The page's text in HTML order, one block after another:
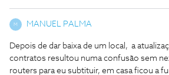
M MANUEL PALMA
Depois de dar baixa de um local, a
contratos resultou numa confusão sem
routers para eu subtituir, em casa ficou a